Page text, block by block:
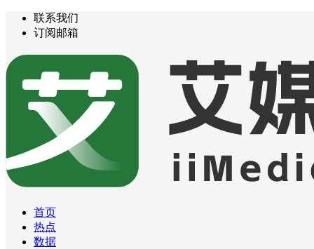
联系我们
订阅邮箱
首页
热点
数据